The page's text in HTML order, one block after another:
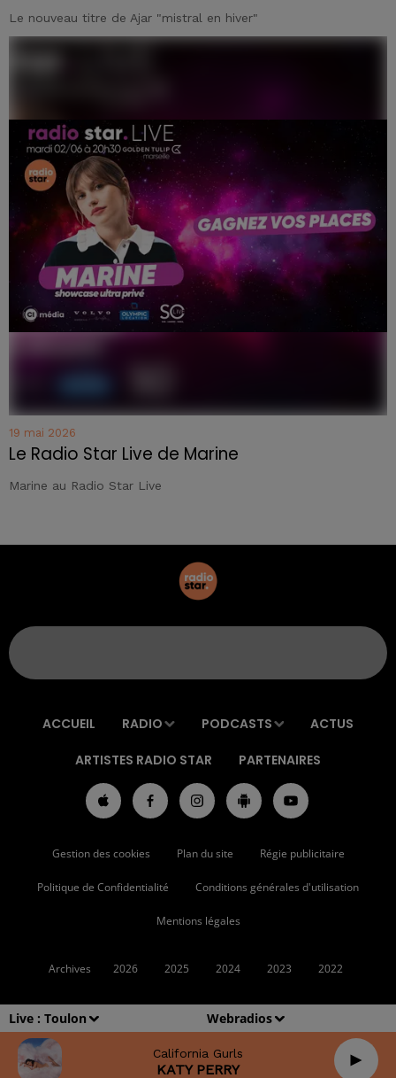
Live : Toulon Webradios
California Gurls
KATY PERRY
Le nouveau titre de Ajar "mistral en hiver"
19 mai 2026
Le Radio Star Live de Marine
Marine au Radio Star Live
ACCUEIL RADIO PODCASTS ACTUS
ARTISTES RADIO STAR PARTENAIRES
Gestion des cookies Plan du site Régie publicitaire
Politique de Confidentialité Conditions générales d'utilisation
Mentions légales
Archives 2026 2025 2024 2023 2022